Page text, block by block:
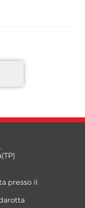
presso il